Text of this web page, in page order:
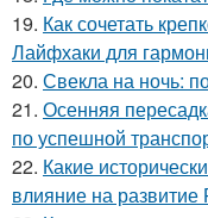
19. Как сочетать
Лайфхаки для
20. Свекла на ночь:
21. Осенняя
по успешной
22. Какие
влияние на развитие